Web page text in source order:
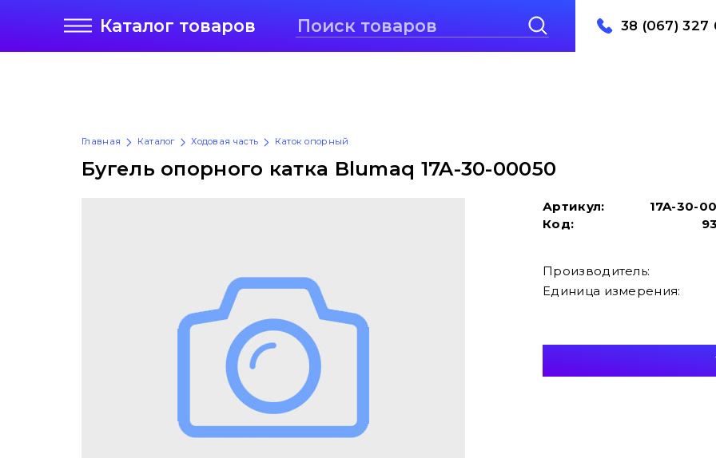
Каталог товаров 38 (067) 327
Главная Каталог Ходовая часть Каток опорный
Бугель опорного катка Blumaq 17A-30-00050
Артикул:
17A-30-
Код:
Производитель:
Единица измерения: